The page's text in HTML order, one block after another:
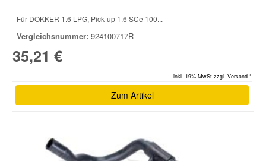
Für DOKKER 1.6 LPG, Pick-up 1.6 SCe 100...
Vergleichsnummer: 924100717R
35,21 €
inkl. 19% MwSt.zzgl. Versand *
Zum Artikel